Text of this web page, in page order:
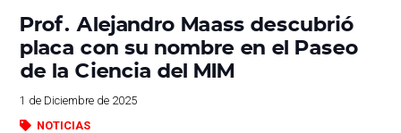
Prof. Alejandro Maass descubrió
placa con su nombre en el Paseo
de la Ciencia del MIM
1 de Diciembre de 2025
NOTICIAS